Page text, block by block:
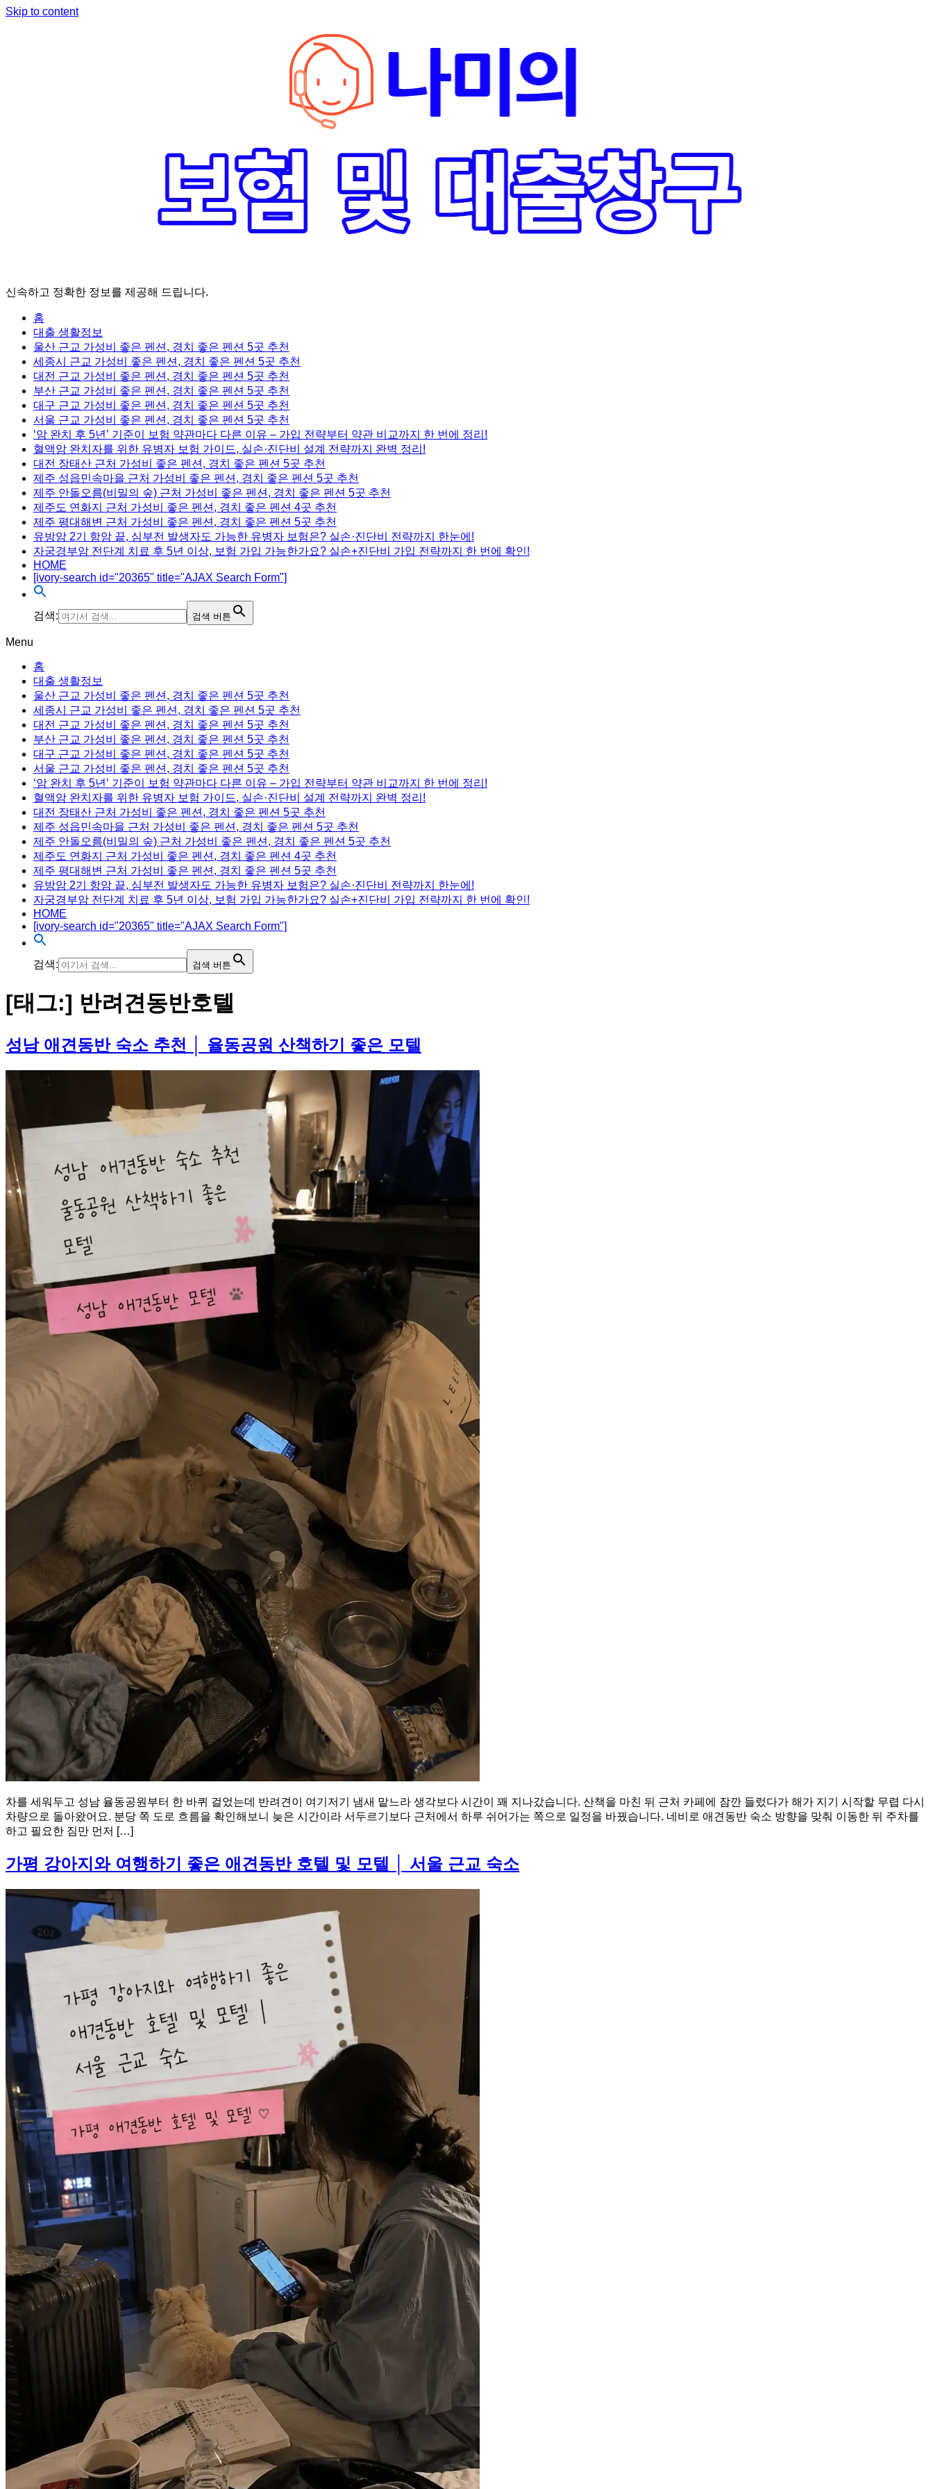
Skip to content
신속하고 정확한 정보를 제공해 드립니다.
홈
대출 생활정보
울산 근교 가성비 좋은 펜션, 경치 좋은 펜션 5곳 추천
세종시 근교 가성비 좋은 펜션, 경치 좋은 펜션 5곳 추천
대전 근교 가성비 좋은 펜션, 경치 좋은 펜션 5곳 추천
부산 근교 가성비 좋은 펜션, 경치 좋은 펜션 5곳 추천
대구 근교 가성비 좋은 펜션, 경치 좋은 펜션 5곳 추천
서울 근교 가성비 좋은 펜션, 경치 좋은 펜션 5곳 추천
‘암 완치 후 5년’ 기준이 보험 약관마다 다른 이유 – 가입 전략부터 약관 비교까지 한 번에 정리!
혈액암 완치자를 위한 유병자 보험 가이드, 실손·진단비 설계 전략까지 완벽 정리!
대전 장태산 근처 가성비 좋은 펜션, 경치 좋은 펜션 5곳 추천
제주 성읍민속마을 근처 가성비 좋은 펜션, 경치 좋은 펜션 5곳 추천
제주 안돌오름(비밀의 숲) 근처 가성비 좋은 펜션, 경치 좋은 펜션 5곳 추천
제주도 연화지 근처 가성비 좋은 펜션, 경치 좋은 펜션 4곳 추천
제주 평대해변 근처 가성비 좋은 펜션, 경치 좋은 펜션 5곳 추천
유방암 2기 항암 끝, 심부전 발생자도 가능한 유병자 보험은? 실손·진단비 전략까지 한눈에!
자궁경부암 전단계 치료 후 5년 이상, 보험 가입 가능한가요? 실손+진단비 가입 전략까지 한 번에 확인!
HOME
[ivory-search id="20365" title="AJAX Search Form"]
검색: 검색 버튼
Menu
홈
대출 생활정보
울산 근교 가성비 좋은 펜션, 경치 좋은 펜션 5곳 추천
세종시 근교 가성비 좋은 펜션, 경치 좋은 펜션 5곳 추천
대전 근교 가성비 좋은 펜션, 경치 좋은 펜션 5곳 추천
부산 근교 가성비 좋은 펜션, 경치 좋은 펜션 5곳 추천
대구 근교 가성비 좋은 펜션, 경치 좋은 펜션 5곳 추천
서울 근교 가성비 좋은 펜션, 경치 좋은 펜션 5곳 추천
‘암 완치 후 5년’ 기준이 보험 약관마다 다른 이유 – 가입 전략부터 약관 비교까지 한 번에 정리!
혈액암 완치자를 위한 유병자 보험 가이드, 실손·진단비 설계 전략까지 완벽 정리!
대전 장태산 근처 가성비 좋은 펜션, 경치 좋은 펜션 5곳 추천
제주 성읍민속마을 근처 가성비 좋은 펜션, 경치 좋은 펜션 5곳 추천
제주 안돌오름(비밀의 숲) 근처 가성비 좋은 펜션, 경치 좋은 펜션 5곳 추천
제주도 연화지 근처 가성비 좋은 펜션, 경치 좋은 펜션 4곳 추천
제주 평대해변 근처 가성비 좋은 펜션, 경치 좋은 펜션 5곳 추천
유방암 2기 항암 끝, 심부전 발생자도 가능한 유병자 보험은? 실손·진단비 전략까지 한눈에!
자궁경부암 전단계 치료 후 5년 이상, 보험 가입 가능한가요? 실손+진단비 가입 전략까지 한 번에 확인!
HOME
[ivory-search id="20365" title="AJAX Search Form"]
검색: 검색 버튼
[태그:] 반려견동반호텔
성남 애견동반 숙소 추천 │ 율동공원 산책하기 좋은 모텔
차를 세워두고 성남 율동공원부터 한 바퀴 걸었는데 반려견이 여기저기 냄새 맡느라 생각보다 시간이 꽤 지나갔습니다. 산책을 마친 뒤 근처 카페에 잠깐 들렀다가 해가 지기 시작할 무렵 다시
차량으로 돌아왔어요. 분당 쪽 도로 흐름을 확인해보니 늦은 시간이라 서두르기보다 근처에서 하루 쉬어가는 쪽으로 일정을 바꿨습니다. 네비로 애견동반 숙소 방향을 맞춰 이동한 뒤 주차를
하고 필요한 짐만 먼저 […]
가평 강아지와 여행하기 좋은 애견동반 호텔 및 모텔 │ 서울 근교 숙소